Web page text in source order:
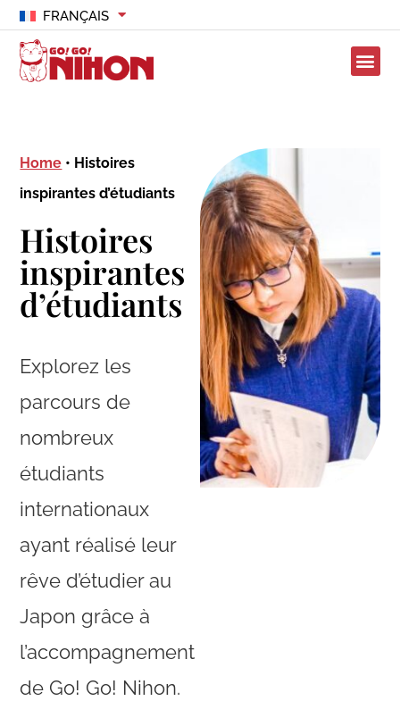
FRANÇAIS
Home • Histoires
inspirantes d’étudiants
Histoires
inspirantes
d’étudiants
Explorez les
parcours de
nombreux
étudiants
internationaux
ayant réalisé leur
rêve d’étudier au
Japon grâce à
l’accompagnement
de Go! Go! Nihon.